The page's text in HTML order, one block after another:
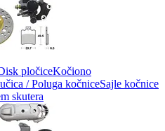
pločiceKočiono
/ Poluga kočniceSajle kočnice
skutera